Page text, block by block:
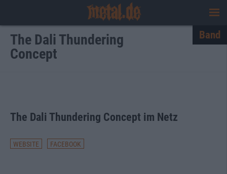
The Dali Thundering
Concept
Band
The Dali Thundering Concept im Netz
WEBSITE FACEBOOK